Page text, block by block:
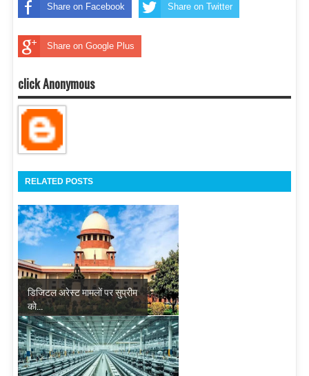
Share on Facebook Share on Twitter
Share on Google Plus
click Anonymous
RELATED POSTS
डिजिटल अरेस्ट मामलों पर सुप्रीम
को...